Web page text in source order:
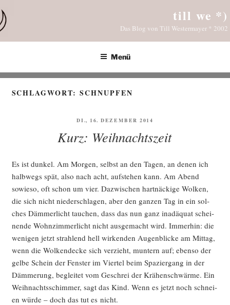
Inhalt
springen
till we *)
Das Blog von Till Westermayer * 2002
Menü
SCHLAGWORT:SCHNUPFEN
VERÖFFENTLICHT
DI., 16. DEZEMBER 2014
Kurz: Weihnachtszeit
Es ist dun­kel. Am Mor­gen, selbst an den Tagen, an denen ich
halb­wegs spät, also nach acht, auf­ste­hen kann. Am Abend
sowie­so, oft schon um vier. Dazwi­schen hart­nä­cki­ge Wol­ken,
die sich nicht nie­der­schla­gen, aber den gan­zen Tag in ein sol­
ches Däm­mer­licht tau­chen, dass das nun ganz inad­äquat schei­
nen­de Wohn­zim­mer­licht nicht aus­ge­macht wird. Immer­hin: die
weni­gen jetzt strah­lend hell wir­ken­den Augen­bli­cke am Mit­tag,
wenn die Wol­ken­de­cke sich ver­zieht, mun­tern auf; eben­so der
gel­be Schein der Fens­ter im Vier­tel beim Spa­zier­gang in der
Däm­me­rung, beglei­tet vom Geschrei der Krä­hen­schwär­me. Ein
Weih­nachts­schim­mer, sagt das Kind. Wenn es jetzt noch schnei­
en wür­de – doch das tut es nicht.